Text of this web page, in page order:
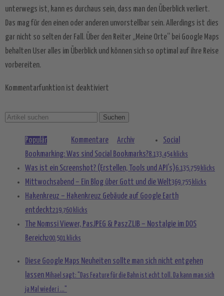
Mehr Informationen
Akzeptieren
powered by Usercentrics Consent
unterwegs ist, kann es durchaus sein, dass man den Überblick verliert.
Das mag für den einen oder anderen unvorstellbar sein. Allerdings ist dies
gar nicht so selten der Fall. Über den Reiter „Meine Orte“ bei Google Maps
behalten User alles im Überblick und können sich so optimal auf ihre Reise
vorbereiten.
Kommentarfunktion ist deaktiviert
Populär Kommentare Archiv
Social
Bookmarking: Was sind Social Bookmarks?8.133.454 klicks
Was ist ein Screenshot? (Erstellen, Tools und API’s)6.135.759 klicks
Mittwochsabend – Ein Blog über Gott und die Welt369.755 klicks
Hakenkreuz – Hakenkreuz Gebäude auf Google Earth
entdeckt219.760 klicks
The Nomssi Viewer, PasJPEG & PaszZLIB – Nostalgie im DOS
Bereich200.501 klicks
Diese Google Maps Neuheiten sollte man sich nicht entgehen
lassen Mihael sagt: "Das Feature für die Bahn ist echt toll. Da kann man sich
ja Mal wieder i ..."